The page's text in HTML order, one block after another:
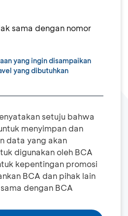
sama dengan nomor
yang ingin disampaikan
yang dibutuhkan
setuju bahwa
menyimpan dan
data yang akan
digunakan oleh BCA
kepentingan promosi
BCA dan pihak lain
dengan BCA